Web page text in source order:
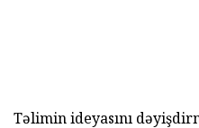
Təlimin ideyasını